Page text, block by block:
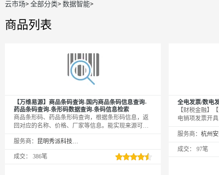
云市场>全部分类>数据智能>
商品列表
【万维易源】商品条码查询-国内商品条码信息查询-
药品条码查询-条形码数据查询-条码信息检索
商品条形码、药品条形码查询，根据条形码信息，返
回对应的名称、价格、厂家等信息。能实现来源可
费者权益。【注：条码查询接口，目前支持69开头的
服务商： 昆明秀派科技有限公司
成交： 386笔
全电发票/数电
【财税金融】
电销项发票开
支持数电普票
按次计费。——
服务商：
成交： 97笔